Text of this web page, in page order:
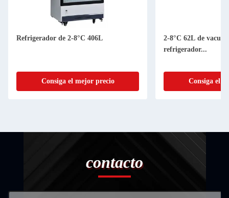
Refrigerador de 2-8°C 406L
Consiga el mejor precio
2-8°C 62L de
refrigerador...
Consiga el
contacto